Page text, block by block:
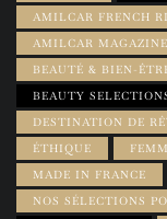
AMILCAR FRENCH
AMILCAR MAGAZINE
BEAUTÉ & BIEN-
BEAUTY
DESTINATION DE
ÉTHIQUE
MADE IN FRANCE
NOS SÉLECTIONS